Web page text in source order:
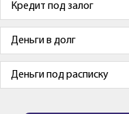
Кредит под залог
Деньги в долг
Деньги под расписку